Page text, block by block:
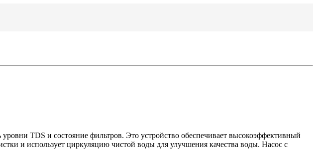
TDS и состояние фильтров. Это устройство обеспечивает высокоэффективный
и использует циркуляцию чистой воды для улучшения качества воды. Насос с